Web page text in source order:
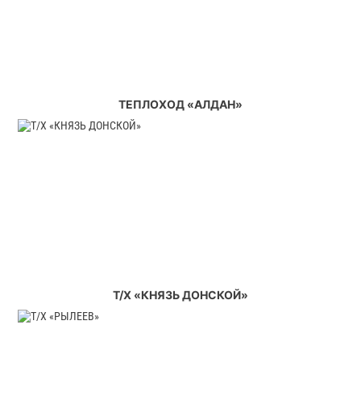
ТЕПЛОХОД «АЛДАН»
Т/Х «КНЯЗЬ ДОНСКОЙ»